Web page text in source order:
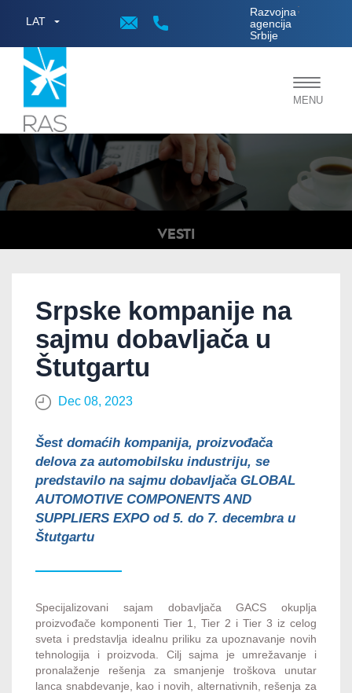
LAT
Razvojna
agencija
Srbije
;
Toggle
MENU
VESTI
Srpske kompanije na
sajmu dobavljača u
Štutgartu
Dec 08, 2023
Šest domaćih kompanija, proizvođača
delova za automobilsku industriju, se
predstavilo na sajmu dobavljača GLOBAL
AUTOMOTIVE COMPONENTS AND
SUPPLIERS EXPO od 5. do 7. decembra u
Štutgartu
Specijalizovani sajam dobavljača GACS okuplja
proizvođače komponenti Tier 1, Tier 2 i Tier 3 iz celog
sveta i predstavlja idealnu priliku za upoznavanje novih
tehnologija i proizvoda. Cilj sajma je umrežavanje i
pronalaženje rešenja za smanjenje troškova unutar
lanca snabdevanje, kao i novih, alternativnih, rešenja za